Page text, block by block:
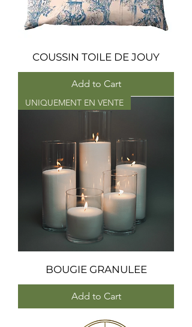
COUSSIN TOILE DE JOUY
Add to Cart
UNIQUEMENT EN VENTE
BOUGIE GRANULEE
Add to Cart